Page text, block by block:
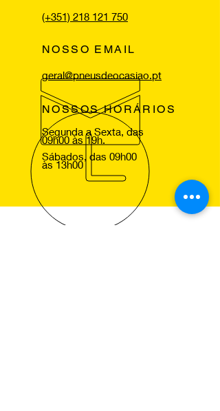
(+351) 218 121 750
NOSSO EMAIL
geral@pneusdeocasiao.pt
NOSSOS HORÁRIOS
Segunda a Sexta, das
09h00 às 19h.
Sábados, das 09h00
às 13h00